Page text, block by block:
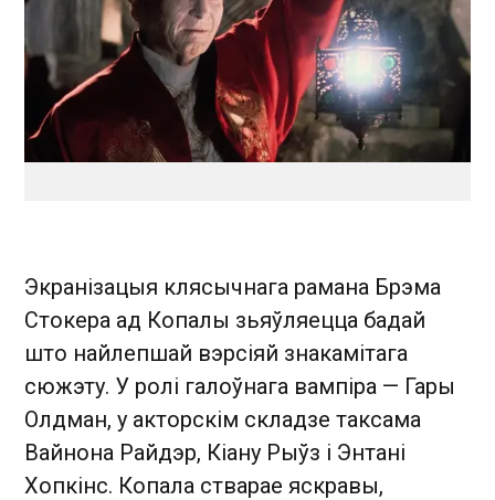
Экранізацыя клясычнага рамана Брэма
Стокера ад Копалы зьяўляецца бадай
што найлепшай вэрсіяй знакамітага
сюжэту. У ролі галоўнага вампіра — Гары
Олдман, у акторскім складзе таксама
Вайнона Райдэр, Кіану Рыўз і Энтані
Хопкінс. Копала стварае яскравы,